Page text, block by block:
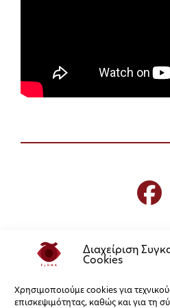
Διαχείριση
Cookies
Χρησιμοποιούμε cookies για
επισκεψιμότητας, καθώς και για τη